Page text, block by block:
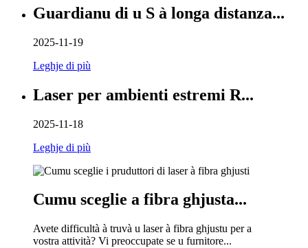
Guardianu di u S à longa distanza...
2025-11-19
Leghje di più
Laser per ambienti estremi R...
2025-11-18
Leghje di più
Cumu sceglie a fibra ghjusta...
Avete difficultà à truvà u laser à fibra ghjustu per a
vostra attività? Vi preoccupate se u furnitore...